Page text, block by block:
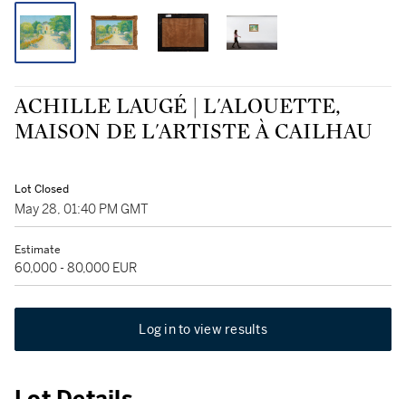
ACHILLE LAUGÉ | L'ALOUETTE,
MAISON DE L'ARTISTE À CAILHAU
Lot Closed
May 28, 01:40 PM GMT
Estimate
60,000 - 80,000 EUR
Log in to view results